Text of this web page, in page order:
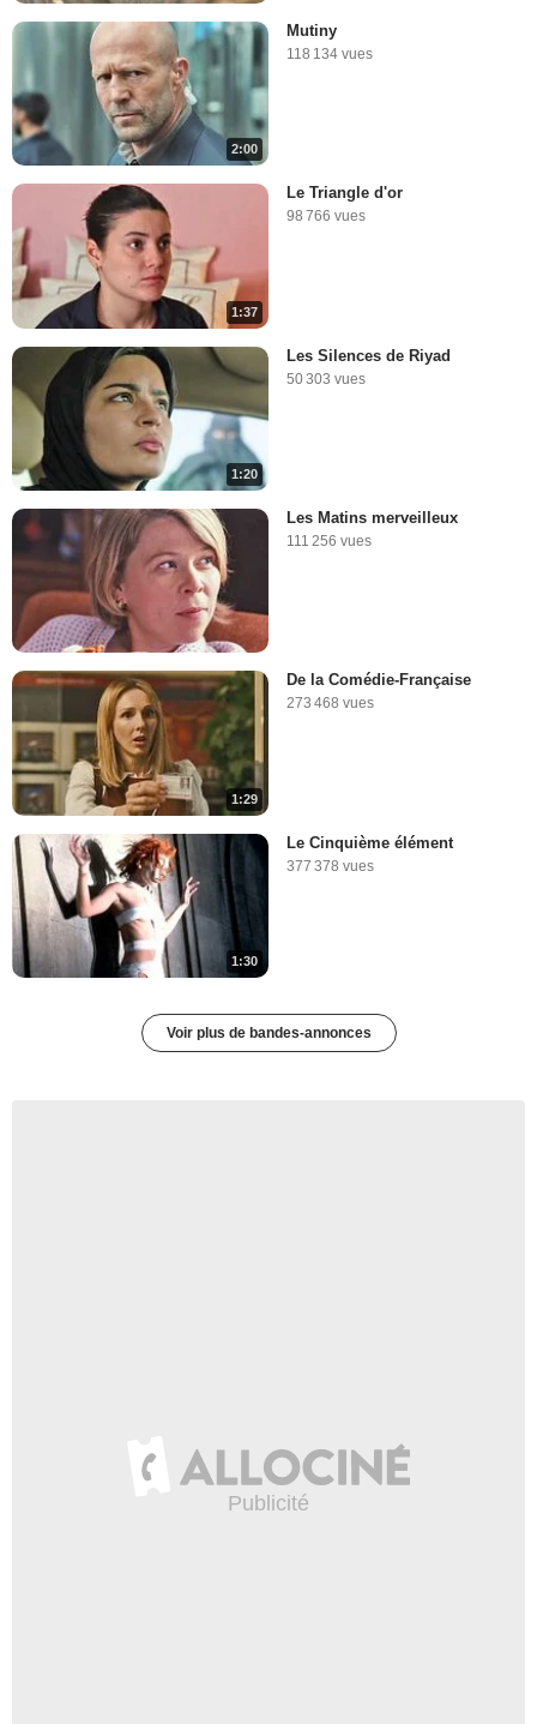
2:00
Mutiny
118 134 vues
1:37
Le Triangle d'or
98 766 vues
1:20
Les Silences de Riyad
50 303 vues
Les Matins merveilleux
111 256 vues
1:29
De la Comédie-Française
273 468 vues
1:30
Le Cinquième élément
377 378 vues
Voir plus de bandes-annonces